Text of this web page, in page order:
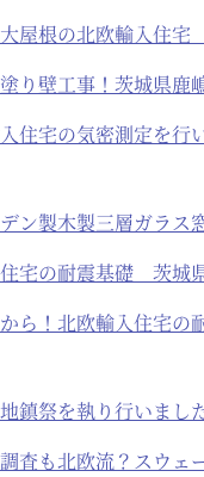
屋根の北欧輸入住
り壁工事！茨城県鹿
住宅の気密測定を行
ン製木製三層ガラ
宅の耐震基礎 茨城
ら！北欧輸入住宅
鎮祭を執り行いまし
査も北欧流？スウェ